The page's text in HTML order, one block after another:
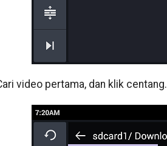
video pertama, dan klik centang.